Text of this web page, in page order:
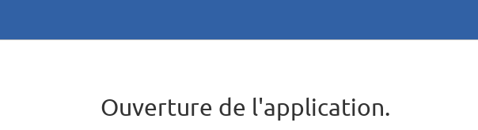
Ouverture de l'application.